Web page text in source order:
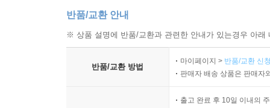
반품/교환 안내
※ 상품 설명에 반품/교환과 관련한 안내가 있는경우 아
반품/교환 방법
마이페이지 > 반품/교환 신
판매자 배송 상품은 판매자
출고 완료 후 10일 이내의